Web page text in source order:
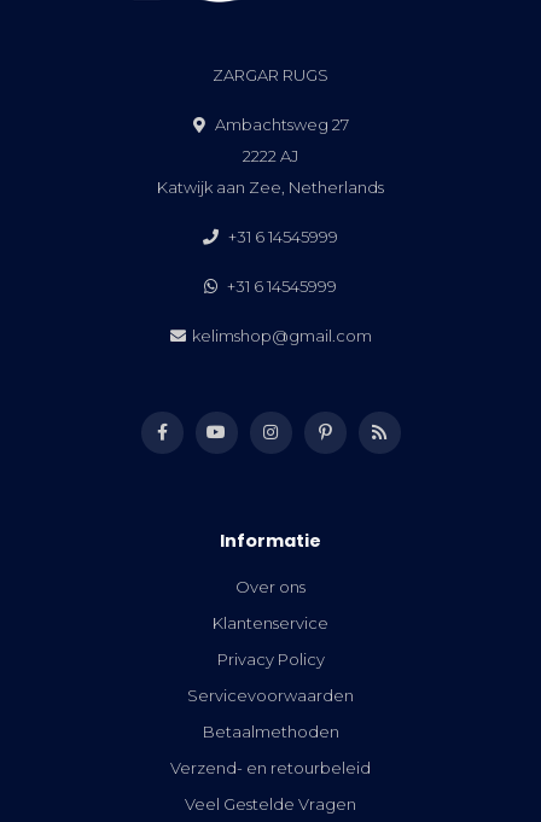
ZARGAR RUGS
Ambachtsweg 27
2222 AJ
Katwijk aan Zee, Netherlands
+31 6 14545999
+31 6 14545999
kelimshop@gmail.com
Informatie
Over ons
Klantenservice
Privacy Policy
Servicevoorwaarden
Betaalmethoden
Verzend- en retourbeleid
Veel Gestelde Vragen